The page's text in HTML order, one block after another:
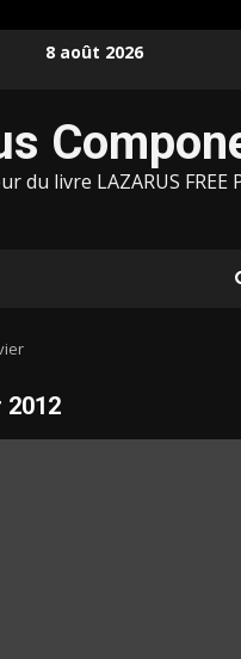
8 août 2026
du livre LAZARUS FREE
2012